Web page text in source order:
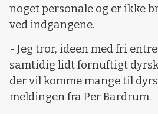
noget personale og er ikke
ved indgangene.
- Jeg tror, ideen med fri
samtidig lidt fornuftigt
der vil komme mange til
meldingen fra Per Bardrum.